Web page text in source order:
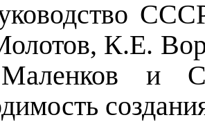
К.Е.
и